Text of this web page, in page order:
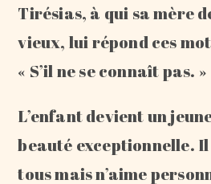
Tirésias, à qui sa mère
vieux, lui répond ces
« S’il ne se connaît pas. »
L’enfant devient un
beauté exceptionnelle.
tous mais n’aime